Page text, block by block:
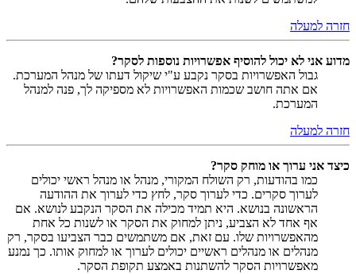
חזרה למעלה
מדוע אני לא יכול להוסיף אפשרויות נוספות לסקר?
גבול האפשרויות בסקר נקבע ע"י שיקול דעתו של מנהל המערכת.
אם אתה חושב שכמות האפשרויות לא מספיקה לך, פנה למנהל
המערכת.
חזרה למעלה
כיצד אני ערוך או מוחק סקר?
כמו בהודעות, רק השולח המקורי, מנהל או מנהל ראשי יכולים
לערוך סקרים. כדי לערוך סקר, לחץ כדי לערוך את ההודעה
הראשונה בנושא. היא תמיד מכילה את הסקר הנקבע לנושא. אם
אף אחד לא הצביע, ניתן למחוק את הסקר או לשנות כל אחת
מהאפשרויות שלו. עם זאת, אם משתמשים כבר הצביעו בסקר, רק
מנהלים או מנהלים ראשיים יכולים לערוך או למחוק אותו. כך נמנע
מאפשרויות הסקר להשתנות באמצע תקופת הסקר.